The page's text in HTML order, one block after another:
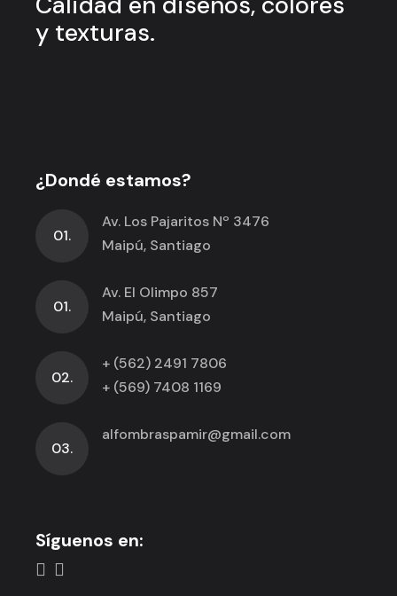
y texturas.
¿Dondé estamos?
01.
Av. Los Pajaritos Nº 3476
Maipú, Santiago
01.
Av. El Olimpo 857
Maipú, Santiago
02.
+ (562) 2491 7806
+ (569) 7408 1169
03.
alfombraspamir@gmail.com
Síguenos en: